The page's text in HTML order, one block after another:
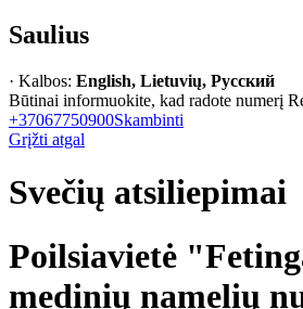
Saulius
· Kalbos: English, Lietuvių, Русский
Būtinai informuokite, kad radote numerį
+37067750900Skambinti
Grįžti atgal
Svečių atsiliepimai
Poilsiavietė
medinių namelių